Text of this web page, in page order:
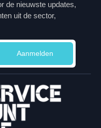
de nieuwste updates,
uit de sector,
Aanmelden